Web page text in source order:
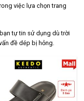
việc lựa chọn trang
tự tin sử dụng dù trời
đề dép bị hỏng.